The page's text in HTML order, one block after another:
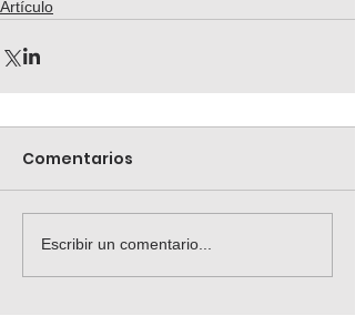
Artículo
Comentarios
Escribir un comentario...